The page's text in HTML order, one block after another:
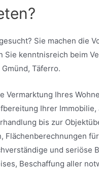
Sie machen die
Sie kenntnisreich beim
Täferro.
Vermarktung Ihres
Ihrer
bis zur
Flächenberechnungen
und seriöse
Beschaffung aller